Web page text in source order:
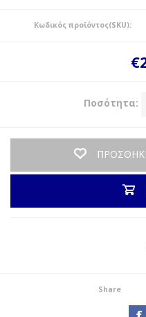
Κωδικός προϊόντος(SKU):
Ποσότητα:
Share